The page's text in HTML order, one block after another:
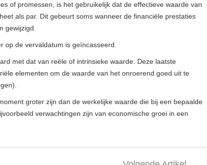
of promessen, is het gebruikelijk dat de effectieve waarde van
als par. Dit gebeurt soms wanneer de financiële prestaties
gewijzigd.
op de vervaldatum is geïncasseerd.
met dat van reële of intrinsieke waarde. Deze laatste
elementen om de waarde van het onroerend goed uit te
groter zijn dan de werkelijke waarde die bij een bepaalde
verwachtingen zijn van economische groei in een